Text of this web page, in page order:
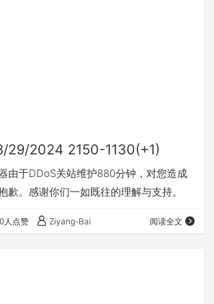
29/2024 2150-1130(+1)
由于DDoS关站维护880分钟，对您造成
歉。感谢你们一如既往的理解与支持。
0人点赞 Ziyang-Bai 阅读全文